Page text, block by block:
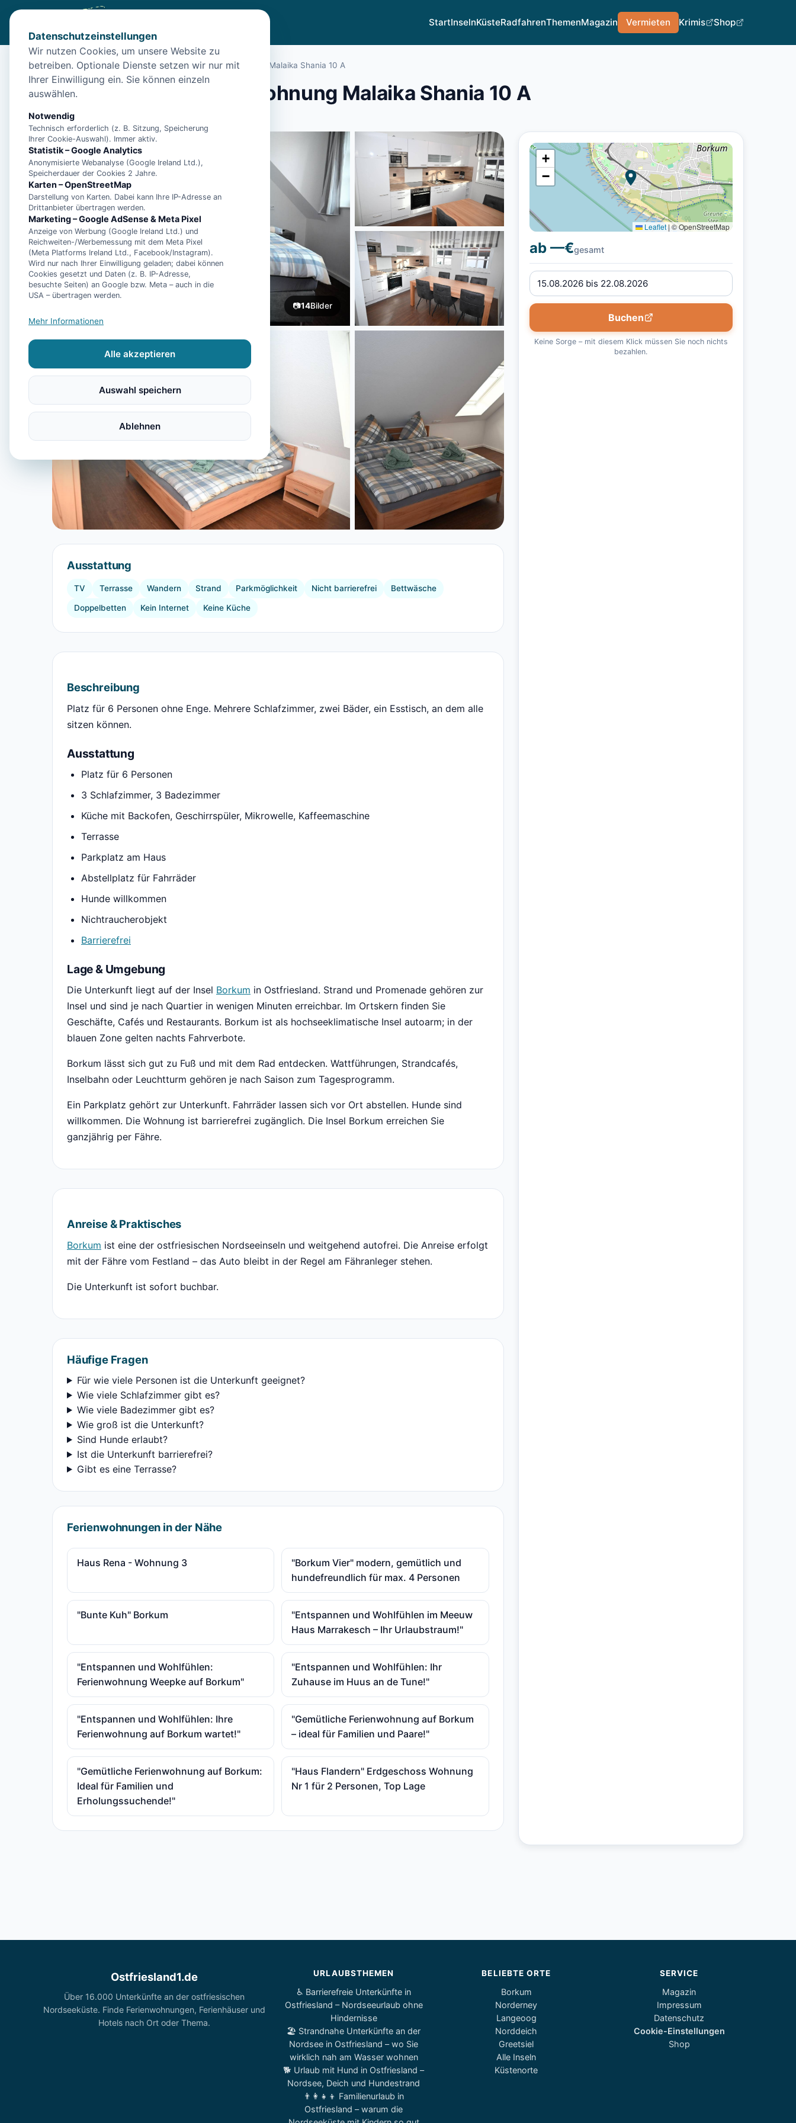
StartInselnKüsteRadfahrenThemenMagazin Vermieten Krimis Shop
Start Unterkünfte Borkum/Insel Borkum: Ferienwohnung Malaika Shania 10 A
Insel Borkum: Ferienwohnung Malaika Shania 10 A
26757 Borkum
📷14Bilder
Ausstattung
TV Terrasse Wandern Strand Parkmöglichkeit Nicht barrierefrei Bettwäsche
Doppelbetten Kein Internet Keine Küche
Beschreibung
Platz für 6 Personen ohne Enge. Mehrere Schlafzimmer, zwei Bäder, ein Esstisch, an dem alle
sitzen können.
Ausstattung
Platz für 6 Personen
3 Schlafzimmer, 3 Badezimmer
Küche mit Backofen, Geschirrspüler, Mikrowelle, Kaffeemaschine
Terrasse
Parkplatz am Haus
Abstellplatz für Fahrräder
Hunde willkommen
Nichtraucherobjekt
Barrierefrei
Lage & Umgebung
Die Unterkunft liegt auf der Insel Borkum in Ostfriesland. Strand und Promenade gehören zur
Insel und sind je nach Quartier in wenigen Minuten erreichbar. Im Ortskern finden Sie
Geschäfte, Cafés und Restaurants. Borkum ist als hochseeklimatische Insel autoarm; in der
blauen Zone gelten nachts Fahrverbote.
Borkum lässt sich gut zu Fuß und mit dem Rad entdecken. Wattführungen, Strandcafés,
Inselbahn oder Leuchtturm gehören je nach Saison zum Tagesprogramm.
Ein Parkplatz gehört zur Unterkunft. Fahrräder lassen sich vor Ort abstellen. Hunde sind
willkommen. Die Wohnung ist barrierefrei zugänglich. Die Insel Borkum erreichen Sie
ganzjährig per Fähre.
Anreise & Praktisches
Borkum ist eine der ostfriesischen Nordseeinseln und weitgehend autofrei. Die Anreise erfolgt
mit der Fähre vom Festland – das Auto bleibt in der Regel am Fähranleger stehen.
Die Unterkunft ist sofort buchbar.
Häufige Fragen
Für wie viele Personen ist die Unterkunft geeignet?
Wie viele Schlafzimmer gibt es?
Wie viele Badezimmer gibt es?
Wie groß ist die Unterkunft?
Sind Hunde erlaubt?
Ist die Unterkunft barrierefrei?
Gibt es eine Terrasse?
Ferienwohnungen in der Nähe
Haus Rena - Wohnung 3
"Borkum Vier" modern, gemütlich und
hundefreundlich für max. 4 Personen
"Bunte Kuh" Borkum
"Entspannen und Wohlfühlen im Meeuw
Haus Marrakesch – Ihr Urlaubstraum!"
"Entspannen und Wohlfühlen:
Ferienwohnung Weepke auf Borkum"
"Entspannen und Wohlfühlen: Ihr
Zuhause im Huus an de Tune!"
"Entspannen und Wohlfühlen: Ihre
Ferienwohnung auf Borkum wartet!"
"Gemütliche Ferienwohnung auf Borkum
– ideal für Familien und Paare!"
"Gemütliche Ferienwohnung auf Borkum:
Ideal für Familien und
Erholungssuchende!"
"Haus Flandern" Erdgeschoss Wohnung
Nr 1 für 2 Personen, Top Lage
+
−
Leaflet| © OpenStreetMap
ab —€gesamt
Buchen
Keine Sorge – mit diesem Klick müssen Sie noch nichts
bezahlen.
Ostfriesland1.de
Über 16.000 Unterkünfte an der ostfriesischen
Nordseeküste. Finde Ferienwohnungen, Ferienhäuser und
Hotels nach Ort oder Thema.
URLAUBSTHEMEN
♿ Barrierefreie Unterkünfte in
Ostfriesland – Nordseeurlaub ohne
Hindernisse
🏖️ Strandnahe Unterkünfte an der
Nordsee in Ostfriesland – wo Sie
wirklich nah am Wasser wohnen
🐕 Urlaub mit Hund in Ostfriesland –
Nordsee, Deich und Hundestrand
👨‍👩‍👧‍👦 Familienurlaub in
Ostfriesland – warum die
BELIEBTE ORTE
Borkum
Norderney
Langeoog
Norddeich
Greetsiel
Alle Inseln
Küstenorte
SERVICE
Magazin
Impressum
Datenschutz
Cookie-Einstellungen
Shop
Datenschutzeinstellungen
Wir nutzen Cookies, um unsere Website zu
betreiben. Optionale Dienste setzen wir nur mit
Ihrer Einwilligung ein. Sie können einzeln
auswählen.
Notwendig
Technisch erforderlich (z. B. Sitzung, Speicherung
Ihrer Cookie-Auswahl). Immer aktiv.
Statistik – Google Analytics
Anonymisierte Webanalyse (Google Ireland Ltd.),
Speicherdauer der Cookies 2 Jahre.
Karten – OpenStreetMap
Darstellung von Karten. Dabei kann Ihre IP-Adresse an
Drittanbieter übertragen werden.
Marketing – Google AdSense & Meta Pixel
Anzeige von Werbung (Google Ireland Ltd.) und
Reichweiten-/Werbemessung mit dem Meta Pixel
(Meta Platforms Ireland Ltd., Facebook/Instagram).
Wird nur nach Ihrer Einwilligung geladen; dabei können
Cookies gesetzt und Daten (z. B. IP-Adresse,
besuchte Seiten) an Google bzw. Meta – auch in die
USA – übertragen werden.
Mehr Informationen
Alle akzeptieren
Auswahl speichern
Ablehnen